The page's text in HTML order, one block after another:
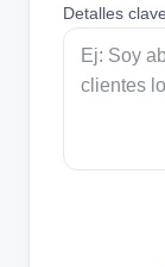
Detalles